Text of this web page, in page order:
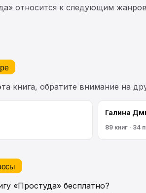
относится к следующим
книга, обратите внимание на
Галина
89 книг · 34
«Простуда» бесплатно?